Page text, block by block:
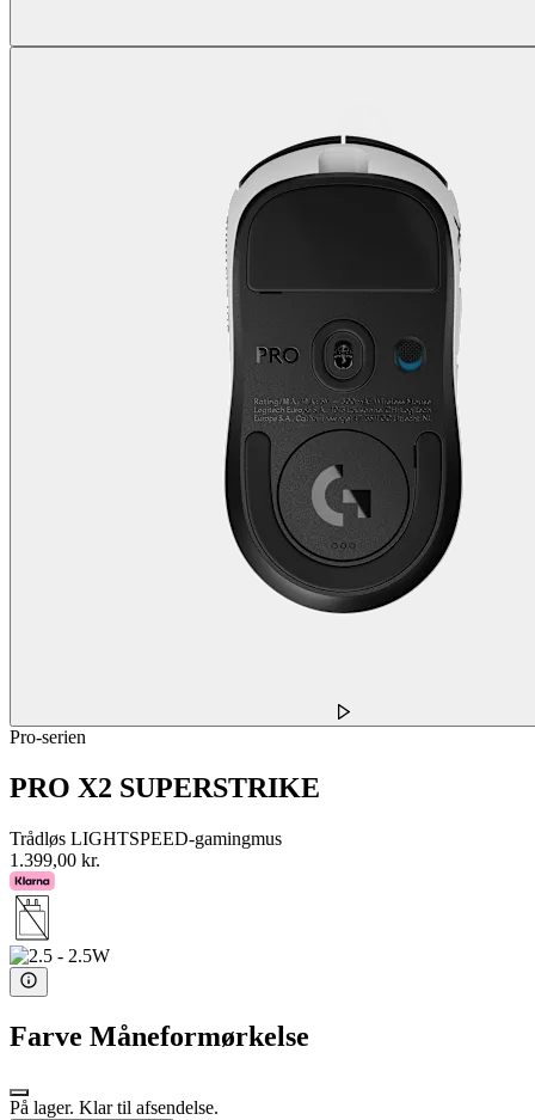
Pro-serien
PRO X2 SUPERSTRIKE
Trådløs LIGHTSPEED-gamingmus
1.399,00 kr.
Farve Måneformørkelse
På lager. Klar til afsendelse.